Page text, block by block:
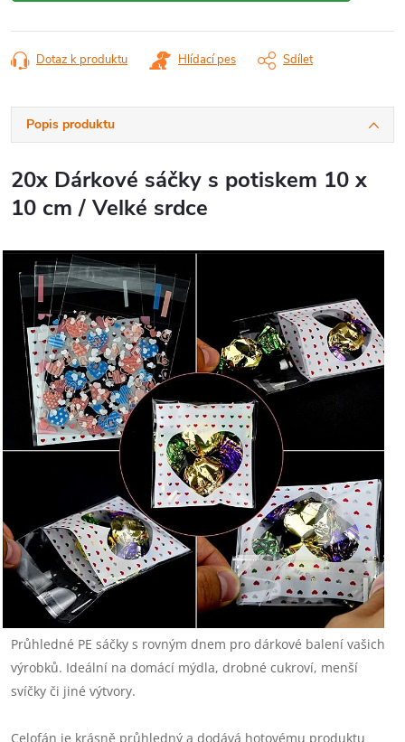
Dotaz k produktu Hlídací pes Sdílet
Popis produktu
20x Dárkové sáčky s potiskem 10 x
10 cm / Velké srdce
Průhledné PE sáčky s rovným dnem pro dárkové balení vašich
výrobků. Ideální na domácí mýdla, drobné cukroví, menší
svíčky či jiné výtvory.
Celofán je krásně průhledný a dodává hotovému produktu